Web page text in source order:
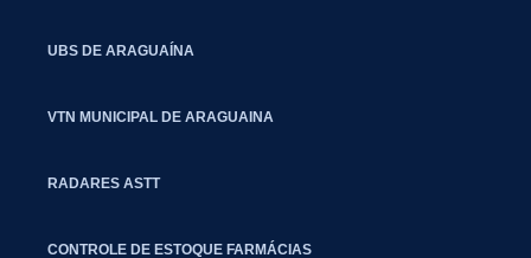
UBS DE ARAGUAÍNA
VTN MUNICIPAL DE ARAGUAINA
RADARES ASTT
CONTROLE DE ESTOQUE FARMÁCIAS